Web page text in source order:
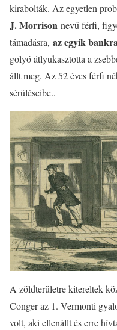
kirabolták. Az egyetlen
J. Morrison nevű férfi,
támadásra, az egyik
golyó átlyukasztotta a
állt meg. Az 52 éves férfi
sérüléseibe..
A zöldterületre kitereltek
Conger az 1. Vermonti
volt, aki ellenállt és erre